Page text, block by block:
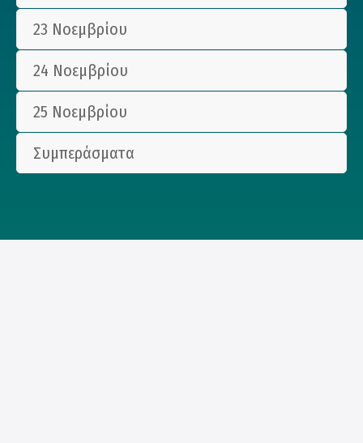
23 Νοεμβρίου
24 Νοεμβρίου
25 Νοεμβρίου
Συμπεράσματα